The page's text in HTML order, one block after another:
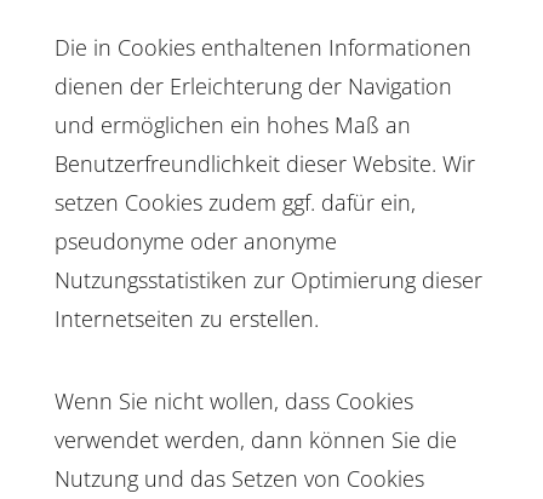
Die in Cookies enthaltenen Informationen
dienen der Erleichterung der Navigation
und ermöglichen ein hohes Maß an
Benutzerfreundlichkeit dieser Website. Wir
setzen Cookies zudem ggf. dafür ein,
pseudonyme oder anonyme
Nutzungsstatistiken zur Optimierung dieser
Internetseiten zu erstellen.
Wenn Sie nicht wollen, dass Cookies
verwendet werden, dann können Sie die
Nutzung und das Setzen von Cookies